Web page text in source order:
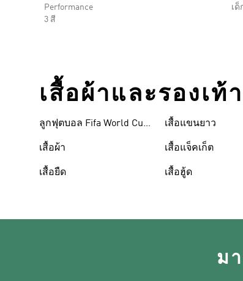
Performance
3 สี
เด็
เสื้อผ้าและรองเท้
ลูกฟุตบอล Fifa World Cup
เสื้อผ้า
เสื้อยืด
เสื้อแขนยาว
เสื้อแจ็คเก็ต
เสื้อฮู้ด
ม